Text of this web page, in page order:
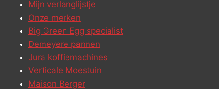
Mijn verlanglijstje
Onze merken
Big Green Egg specialist
Demeyere pannen
Jura koffiemachines
Verticale Moestuin
Maison Berger